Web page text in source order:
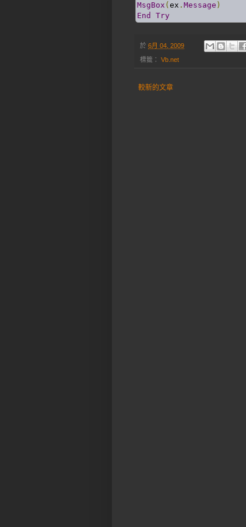
MsgBox ( ex . Message )
End
Try
於 6月 04, 2009
標籤： Vb.net
較新的文章